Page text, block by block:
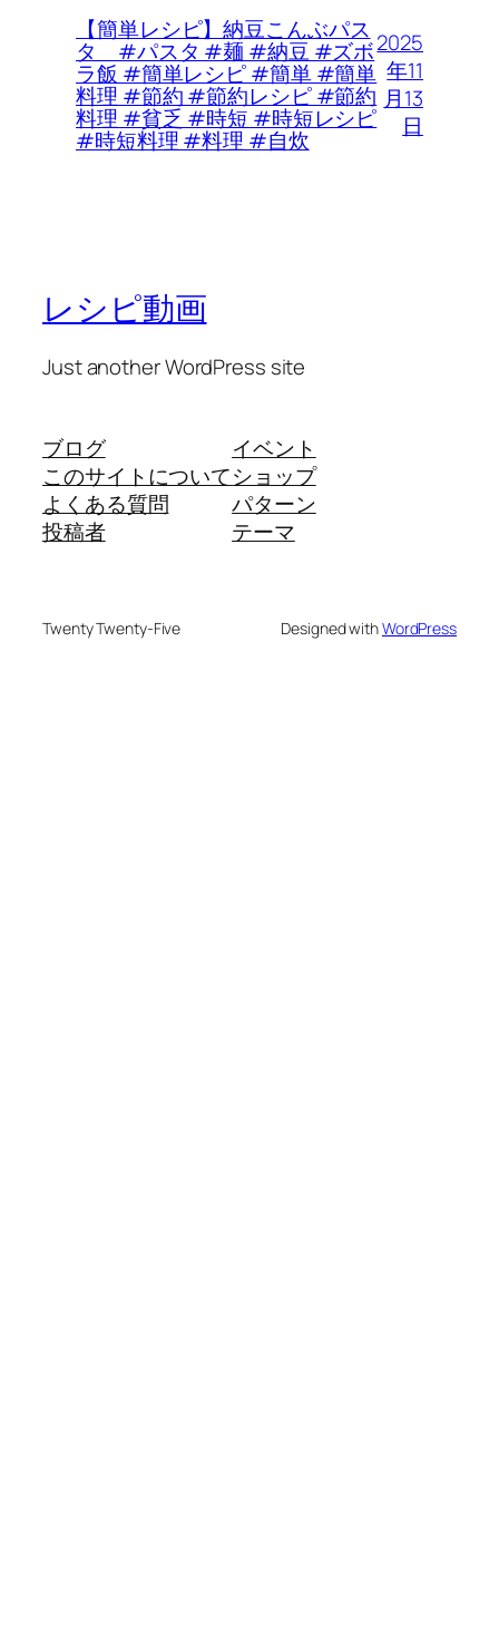
【簡単レシピ】納豆こんぶパス
タ #パスタ #麺 #納豆 #ズボ
ラ飯 #簡単レシピ #簡単 #簡単
料理 #節約 #節約レシピ #節約
料理 #貧乏 #時短 #時短レシピ
#時短料理 #料理 #自炊
2025
年11
月13
日
レシピ動画
Just another WordPress site
ブログ
このサイトについて
よくある質問
投稿者
イベント
ショップ
パターン
テーマ
Twenty Twenty-Five Designed withWordPress